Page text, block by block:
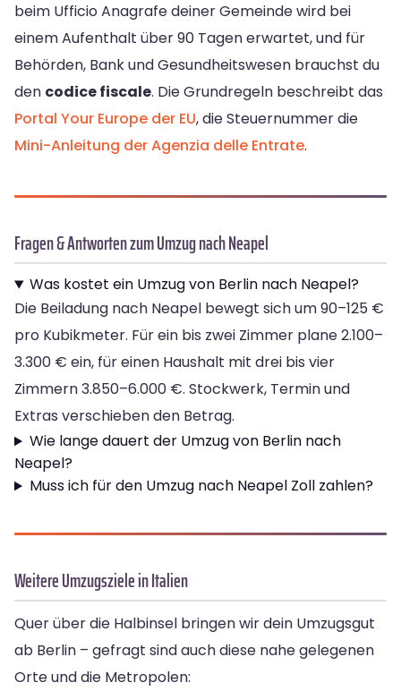
beim Ufficio Anagrafe deiner Gemeinde wird bei
einem Aufenthalt über 90 Tagen erwartet, und für
Behörden, Bank und Gesundheitswesen brauchst du
den codice fiscale. Die Grundregeln beschreibt das
Portal Your Europe der EU, die Steuernummer die
Mini-Anleitung der Agenzia delle Entrate.
Fragen & Antworten zum Umzug nach Neapel
Was kostet ein Umzug von Berlin nach Neapel?
Die Beiladung nach Neapel bewegt sich um 90–125 €
pro Kubikmeter. Für ein bis zwei Zimmer plane 2.100–
3.300 € ein, für einen Haushalt mit drei bis vier
Zimmern 3.850–6.000 €. Stockwerk, Termin und
Extras verschieben den Betrag.
Wie lange dauert der Umzug von Berlin nach
Neapel?
Muss ich für den Umzug nach Neapel Zoll zahlen?
Weitere Umzugsziele in Italien
Quer über die Halbinsel bringen wir dein Umzugsgut
ab Berlin – gefragt sind auch diese nahe gelegenen
Orte und die Metropolen: